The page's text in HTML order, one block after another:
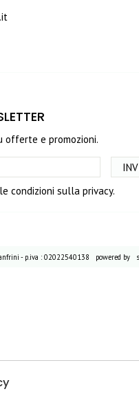
offerte e promozioni.
condizioni sulla privacy.
- p.iva : 02022540138 powered by